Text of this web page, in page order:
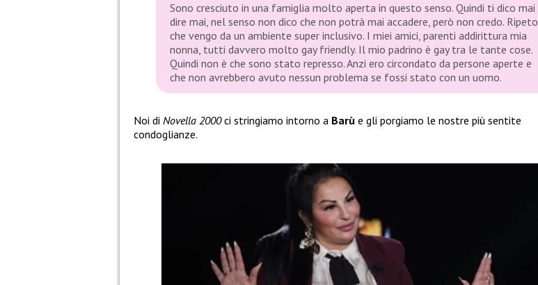
Sono cresciuto in una famiglia molto aperta in questo senso. Quindi ti dico mai
dire mai, nel senso non dico che non potrà mai accadere, però non credo. Ripeto
che vengo da un ambiente super inclusivo. I miei amici, parenti addirittura mia
nonna, tutti davvero molto gay friendly. Il mio padrino è gay tra le tante cose.
Quindi non è che sono stato represso. Anzi ero circondato da persone aperte e
che non avrebbero avuto nessun problema se fossi stato con un uomo.
Noi di Novella 2000ci stringiamo intorno a Barù e gli porgiamo le nostre più sentite
condoglianze.